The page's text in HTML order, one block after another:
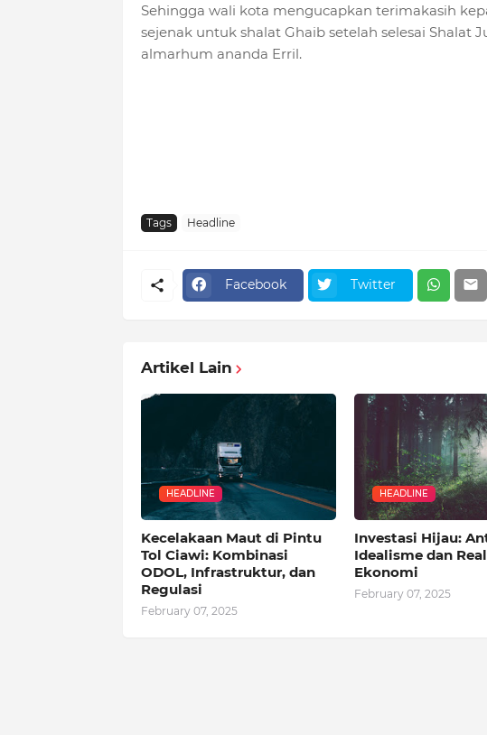
Sehingga wali kota mengucapkan terimakasih
sejenak untuk shalat Ghaib setelah selesai Shalat
almarhum ananda Erril.
Tags Headline
Facebook Twitter
Artikel Lain
HEADLINE
Kecelakaan Maut di Pintu
Tol Ciawi: Kombinasi
ODOL, Infrastruktur, dan
Regulasi
February 07, 2025
HEADLINE
Investasi Hijau:
Idealisme dan
Ekonomi
February 07, 2025